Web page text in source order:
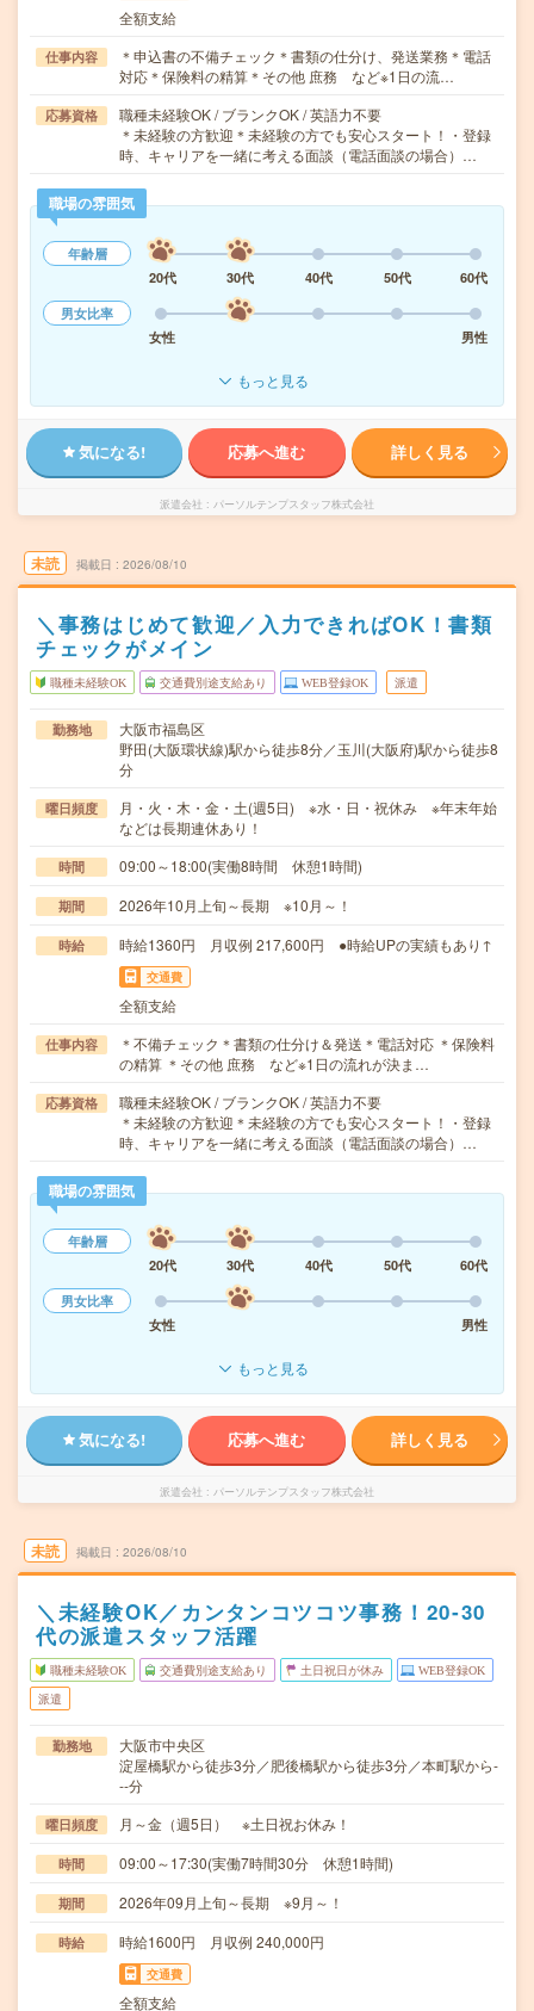
全額支給
仕事内容
＊申込書の不備チェック＊書類の仕分け、発送業務＊電話
対応＊保険料の精算＊その他 庶務 など※1日の流…
応募資格
職種未経験OK / ブランクOK / 英語力不要
＊未経験の方歓迎＊未経験の方でも安心スタート！・登録
時、キャリアを一緒に考える面談（電話面談の場合）…
職場の雰囲気
年齢層
20代
30代 40代 50代
60代
男女比率
女性
男性
もっと見る
気になる! 応募へ進む 詳しく見る
派遣会社 パーソルテンプスタッフ株式会社
未読 掲載日 2026/08/10
＼事務はじめて歓迎／入力できればOK！書類
チェックがメイン
職種未経験OK 交通費別途支給あり WEB登録OK 派遣
勤務地
大阪市福島区
野田(大阪環状線)駅から徒歩8分／玉川(大阪府)駅から徒歩8
分
曜日頻度
月・火・木・金・土(週5日) ※水・日・祝休み ※年末年始
などは長期連休あり！
時間 09:00～18:00(実働8時間 休憩1時間)
期間 2026年10月上旬～長期 ※10月～！
時給 時給1360円 月収例 217,600円 ●時給UPの実績もあり↑
交通費
全額支給
仕事内容
＊不備チェック＊書類の仕分け＆発送＊電話対応 ＊保険料
の精算 ＊その他 庶務 など※1日の流れが決ま…
応募資格
職種未経験OK / ブランクOK / 英語力不要
＊未経験の方歓迎＊未経験の方でも安心スタート！・登録
時、キャリアを一緒に考える面談（電話面談の場合）…
職場の雰囲気
年齢層
20代
30代 40代 50代
60代
男女比率
女性
男性
もっと見る
気になる! 応募へ進む 詳しく見る
派遣会社 パーソルテンプスタッフ株式会社
未読 掲載日 2026/08/10
＼未経験OK／カンタンコツコツ事務！20‐30
代の派遣スタッフ活躍
職種未経験OK 交通費別途支給あり 土日祝日が休み WEB登録OK
派遣
勤務地
大阪市中央区
淀屋橋駅から徒歩3分／肥後橋駅から徒歩3分／本町駅から-
--分
曜日頻度 月～金（週5日） ※土日祝お休み！
時間 09:00～17:30(実働7時間30分 休憩1時間)
期間 2026年09月上旬～長期 ※9月～！
時給 時給1600円 月収例 240,000円
交通費
全額支給